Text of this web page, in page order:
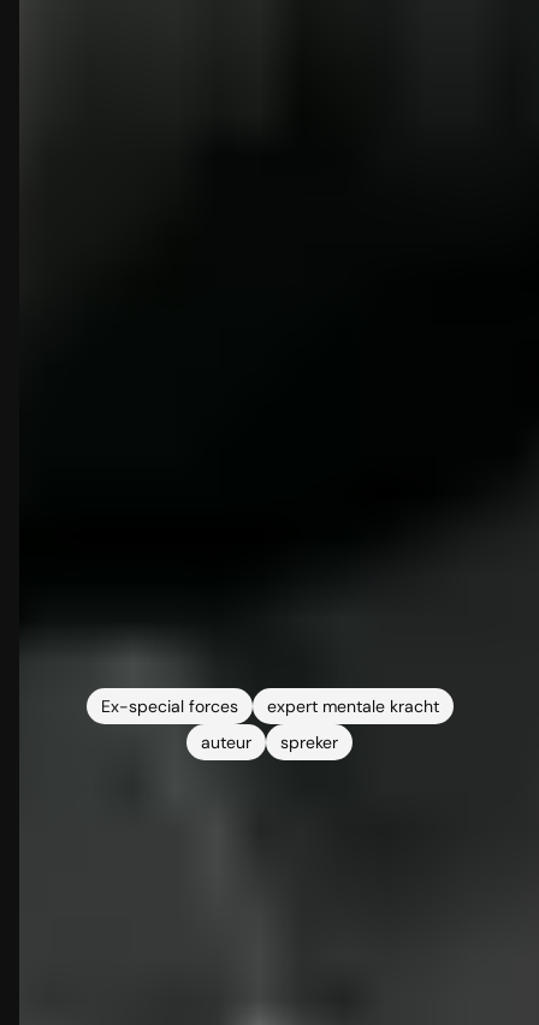
Ex-special forces
expert mentale kracht
auteur
spreker